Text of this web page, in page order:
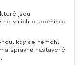
jsou
se v nich o upomínce
kdy se nemohl
správně nastavené